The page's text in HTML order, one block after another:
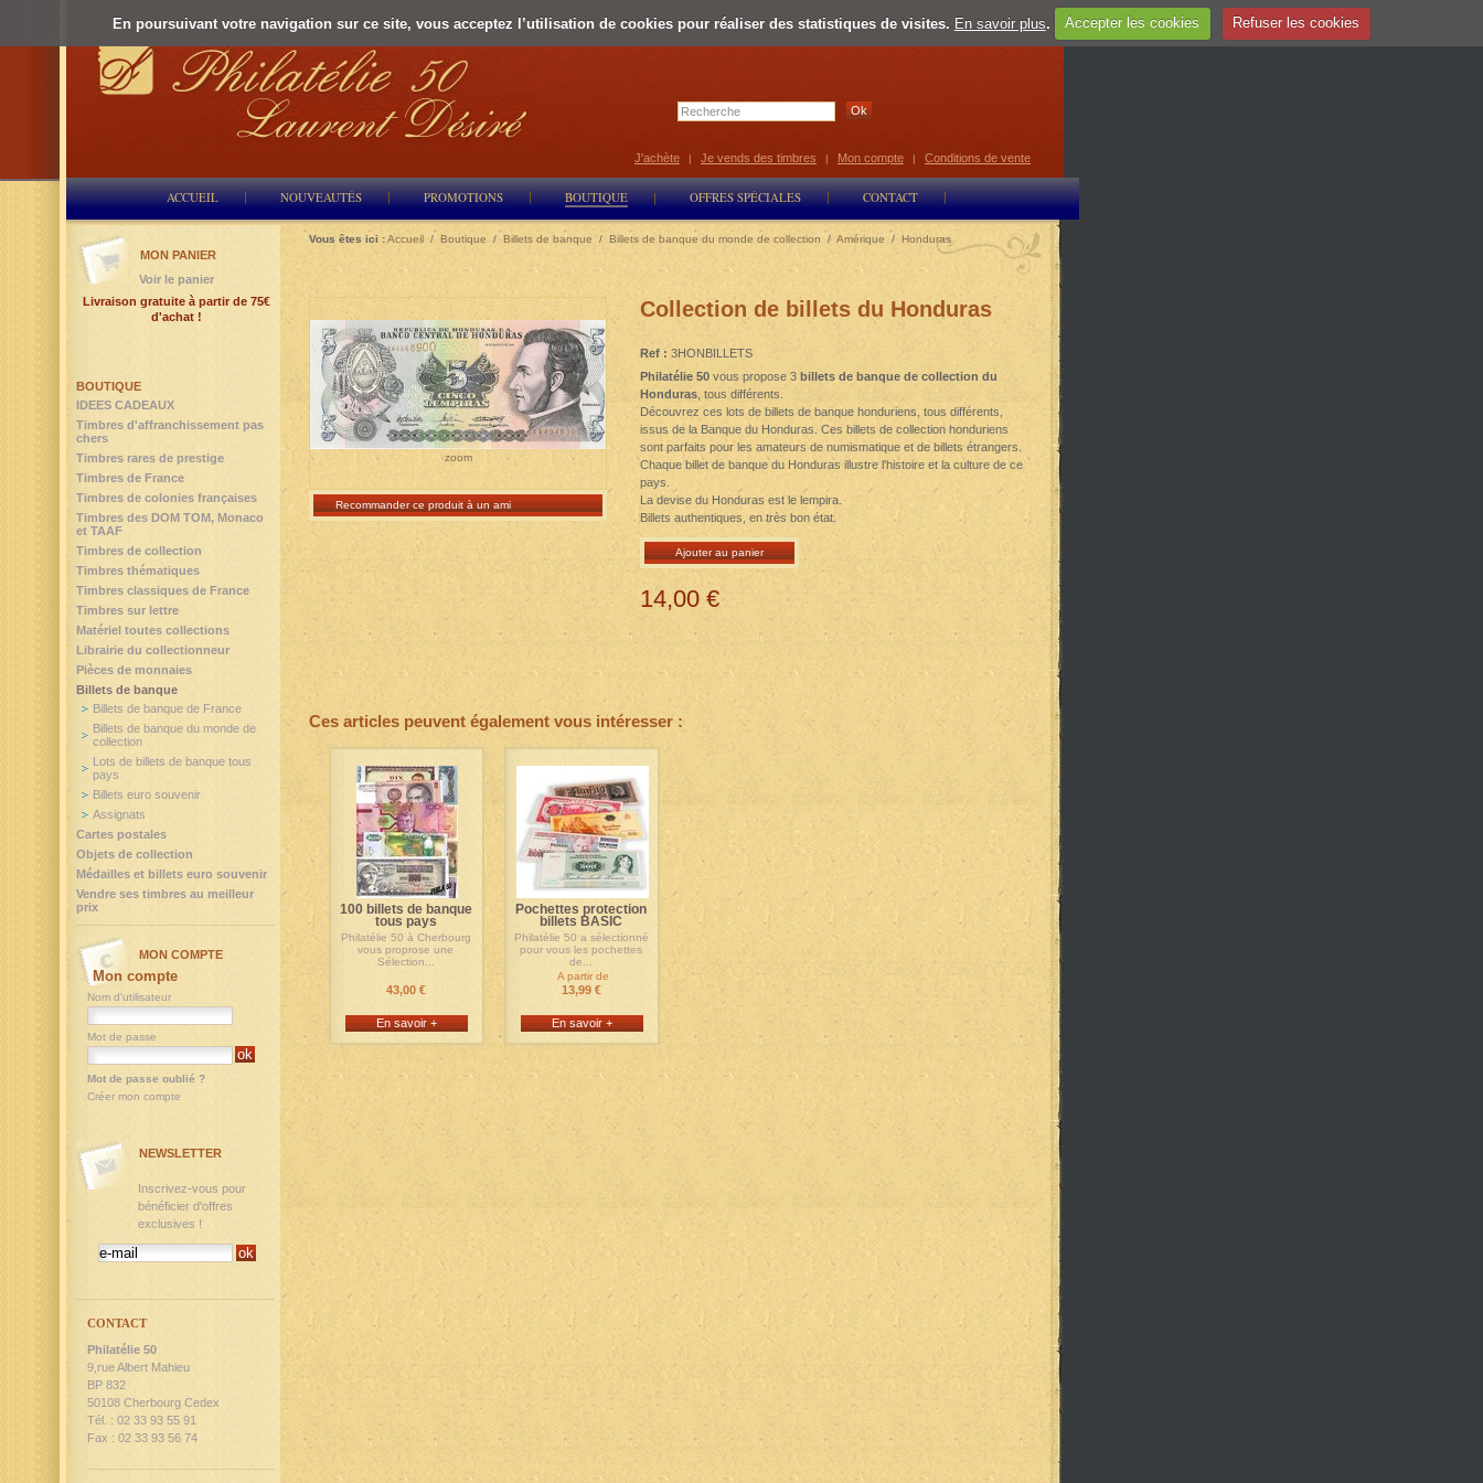
En poursuivant votre navigation sur ce site, vous acceptez l’utilisation de cookies pour réaliser des statistiques de visites. En savoir plus. Accepter les cookies Refuser les cookies
Select Language ▼
ACCUEIL NOUVEAUTÉS PROMOTIONS BOUTIQUE OFFRES SPÉCIALES CONTACT
J'achète | Je vends des timbres | Mon compte | Conditions de vente
Vous êtes ici :Accueil / Boutique / Billets de banque / Billets de banque du monde de collection / Amérique / Honduras
zoom
Recommander ce produit à un ami
Collection de billets du Honduras
Ref : 3HONBILLETS
Philatélie 50 vous propose 3 billets de banque de collection du
Honduras , tous différents.
Découvrez ces lots de billets de banque honduriens, tous différents,
issus de la Banque du Honduras. Ces billets de collection honduriens
sont parfaits pour les amateurs de numismatique et de billets étrangers.
Chaque billet de banque du Honduras illustre l'histoire et la culture de ce
pays.
La devise du Honduras est le lempira.
Billets authentiques, en très bon état.
Ajouter au panier
14,00 €
Ces articles peuvent également vous intéresser :
100 billets de banque
tous pays
Philatélie 50 à Cherbourg
vous proprose une
Sélection...
43,00 €
En savoir +
Pochettes protection
billets BASIC
Philatélie 50 a sélectionné
pour vous les pochettes
de...
A partir de
13,99 €
En savoir +
BOUTIQUE
IDEES CADEAUX
Timbres d'affranchissement pas
chers
Timbres rares de prestige
Timbres de France
Timbres de colonies françaises
Timbres des DOM TOM, Monaco
et TAAF
Timbres de collection
Timbres thématiques
Timbres classiques de France
Timbres sur lettre
Matériel toutes collections
Librairie du collectionneur
Pièces de monnaies
Billets de banque
Billets de banque de France
Billets de banque du monde de
collection
Lots de billets de banque tous
pays
Billets euro souvenir
Assignats
Cartes postales
Objets de collection
Médailles et billets euro souvenir
Vendre ses timbres au meilleur
prix
MON PANIER
Voir le panier
Livraison gratuite à partir de 75€
d'achat !
MON COMPTE
Mon compte
Nom d'utilisateur
Mot de passe
Mot de passe oublié ?
Créer mon compte
NEWSLETTER
Inscrivez-vous pour
bénéficier d'offres
exclusives !
CONTACT
Philatélie 50
9,rue Albert Mahieu
BP 832
50108 Cherbourg Cedex
Tél. : 02 33 93 55 91
Fax : 02 33 93 56 74